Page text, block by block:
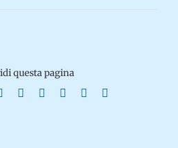
questa pagina
LinkedInWhatsApp
TumblrPinterest